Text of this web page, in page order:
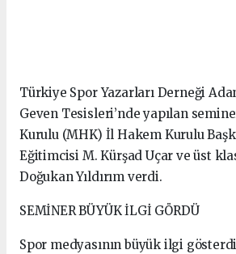
Türkiye Spor Yazarları Derneği
Geven Tesisleri’nde yapılan
Kurulu (MHK) İl Hakem Kurulu
Eğitimcisi M. Kürşad Uçar ve üst
Doğukan Yıldırım verdi.
SEMİNER BÜYÜK İLGİ GÖRDÜ
Spor medyasının büyük ilgi